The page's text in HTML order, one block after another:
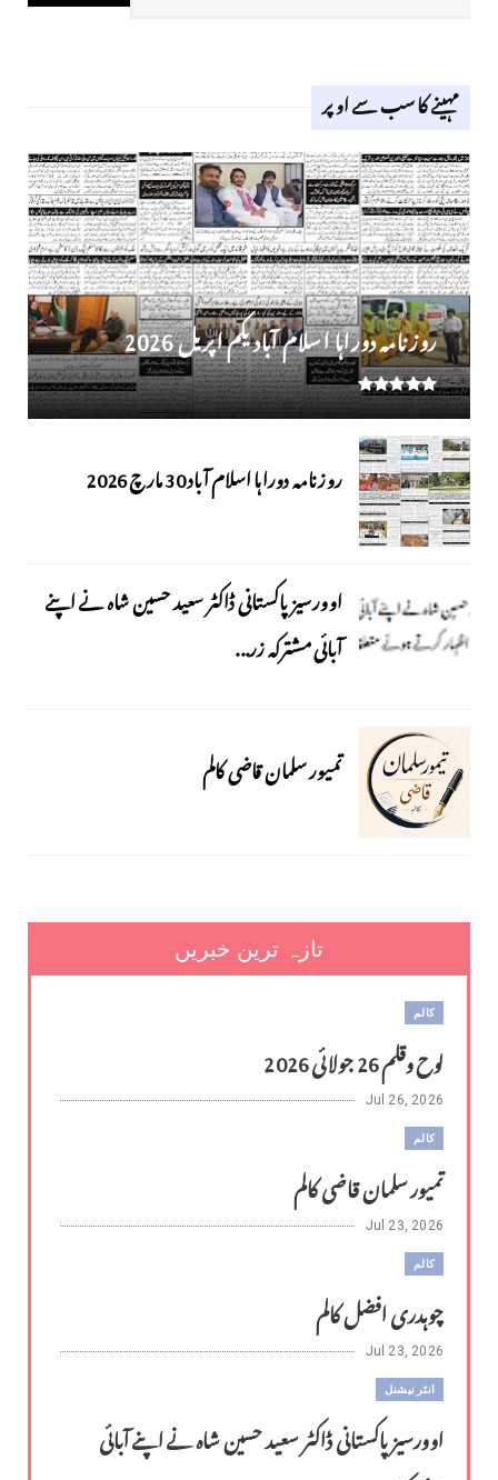
مہینے کا سب سے اوپر
روز نامہ دوراہا اسلام آباد یکم اپریل 2026
روزنامہ دوراہا اسلام آباد 30 مارچ 2026
اوورسیز پاکستانی ڈاکٹر سعید حسین شاہ نے اپنے
آبائی مشترکہ زر...
تمیور سلمان قاضی کالم
تازہ ترین خبریں
کالم
لوح وقلم 26 جولائی 2026
Jul 26, 2026
کالم
تمیور سلمان قاضی کالم
Jul 23, 2026
کالم
چوہدری افضل کالم
Jul 23, 2026
انٹر نیشنل
اوورسیز پاکستانی ڈاکٹر سعید حسین شاہ نے اپنے آبائی